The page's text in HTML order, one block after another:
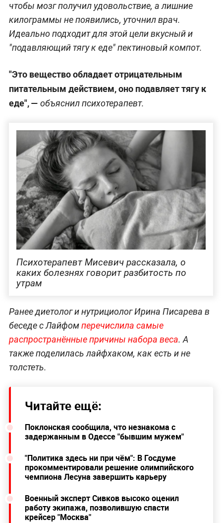
чтобы мозг получил удовольствие, а лишние
килограммы не появились, уточнил врач.
Идеально подходит для этой цели вкусный и
"подавляющий тягу к еде" пектиновый компот.
"Это вещество обладает отрицательным
питательным действием, оно подавляет тягу к
еде", — объяснил психотерапевт.
Психотерапевт Мисевич рассказала, о
каких болезнях говорит разбитость по
утрам
Ранее диетолог и нутрициолог Ирина Писарева в
беседе с Лайфомперечислила самые
распространённые причины набора веса. А
также поделилась лайфхаком, как есть и не
толстеть.
Читайте ещё:
Поклонская сообщила, что незнакома с
задержанным в Одессе "бывшим мужем"
"Политика здесь ни при чём": В Госдуме
прокомментировали решение олимпийского
чемпиона Лесуна завершить карьеру
Военный эксперт Сивков высоко оценил
работу экипажа, позволившую спасти
крейсер "Москва"